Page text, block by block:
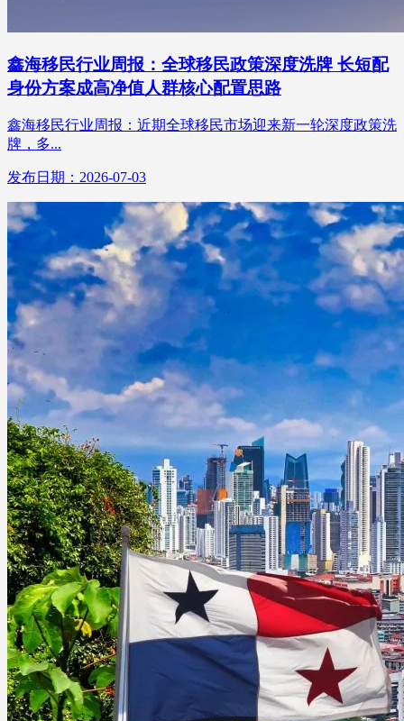
鑫海移民行业周报：全球移民政策深度洗牌 长短配
身份方案成高净值人群核心配置思路
鑫海移民行业周报：近期全球移民市场迎来新一轮深度政策洗
牌，多...
发布日期：2026-07-03